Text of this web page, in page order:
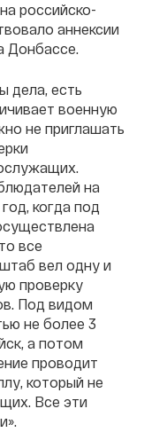
российско-
аннексии
Донбассе.
дела, есть
военную
не приглашать
на
когда под
все
вел одну и
проверку
Под видом
не более 3
а потом
проводит
который не
Все эти